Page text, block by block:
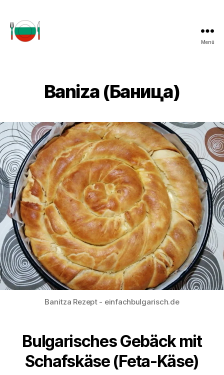
Menü
Baniza (Баница)
Banitza Rezept - einfachbulgarisch.de
Bulgarisches Gebäck mit
Schafskäse (Feta-Käse)